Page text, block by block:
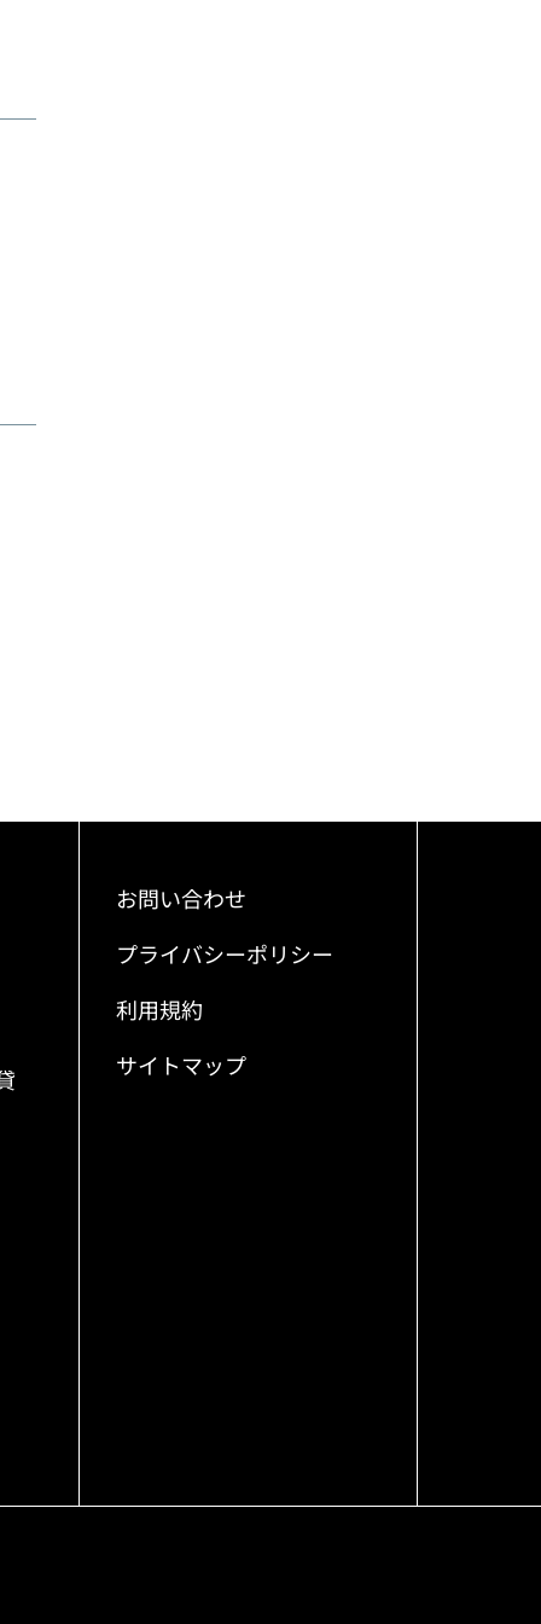
お問い合わせ
プライバシーポリシー
利用規約
サイトマップ